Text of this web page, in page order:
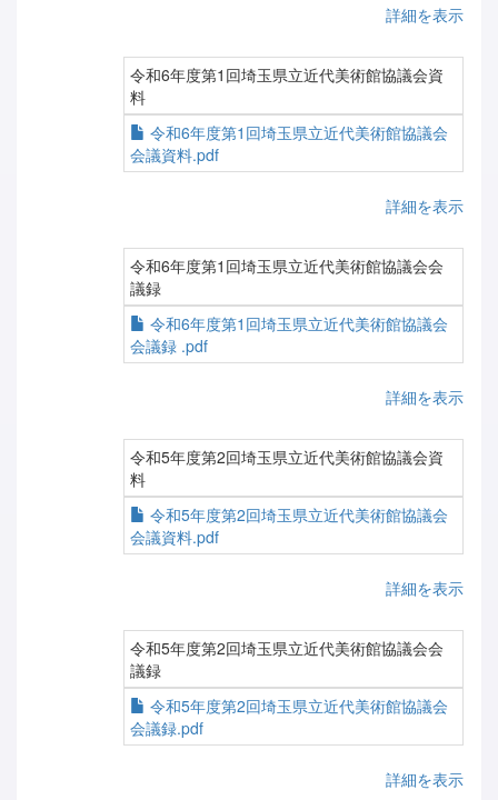
詳細を表示
令和6年度第1回埼玉県立近代美術館協議会資
料
令和6年度第1回埼玉県立近代美術館協議会
会議資料.pdf
詳細を表示
令和6年度第1回埼玉県立近代美術館協議会会
議録
令和6年度第1回埼玉県立近代美術館協議会
会議録 .pdf
詳細を表示
令和5年度第2回埼玉県立近代美術館協議会資
料
令和5年度第2回埼玉県立近代美術館協議会
会議資料.pdf
詳細を表示
令和5年度第2回埼玉県立近代美術館協議会会
議録
令和5年度第2回埼玉県立近代美術館協議会
会議録.pdf
詳細を表示